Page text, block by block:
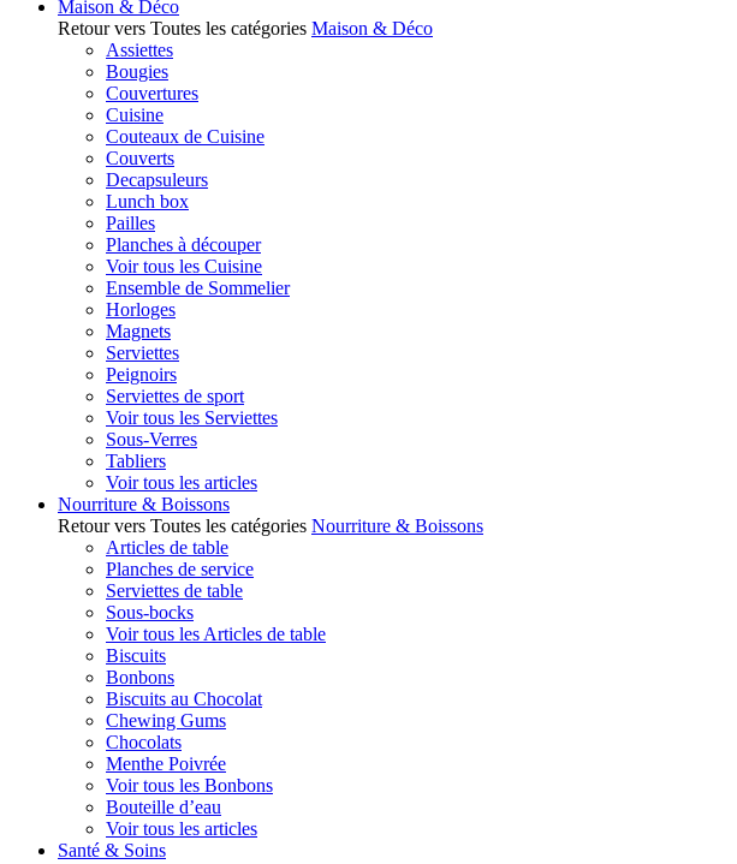
Maison & Déco
Retour vers Toutes les catégories Maison & Déco
Assiettes
Bougies
Couvertures
Cuisine
Couteaux de Cuisine
Couverts
Decapsuleurs
Lunch box
Pailles
Planches à découper
Voir tous les Cuisine
Ensemble de Sommelier
Horloges
Magnets
Serviettes
Peignoirs
Serviettes de sport
Voir tous les Serviettes
Sous-Verres
Tabliers
Voir tous les articles
Nourriture & Boissons
Retour vers Toutes les catégories Nourriture & Boissons
Articles de table
Planches de service
Serviettes de table
Sous-bocks
Voir tous les Articles de table
Biscuits
Bonbons
Biscuits au Chocolat
Chewing Gums
Chocolats
Menthe Poivrée
Voir tous les Bonbons
Bouteille d’eau
Voir tous les articles
Santé & Soins